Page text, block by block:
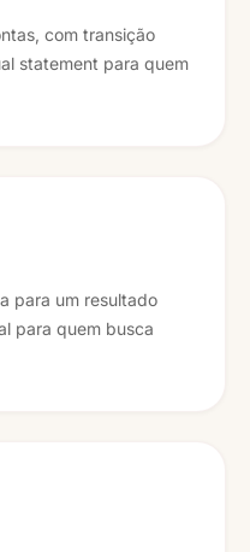
com transição
statement para quem
para um resultado
para quem busca